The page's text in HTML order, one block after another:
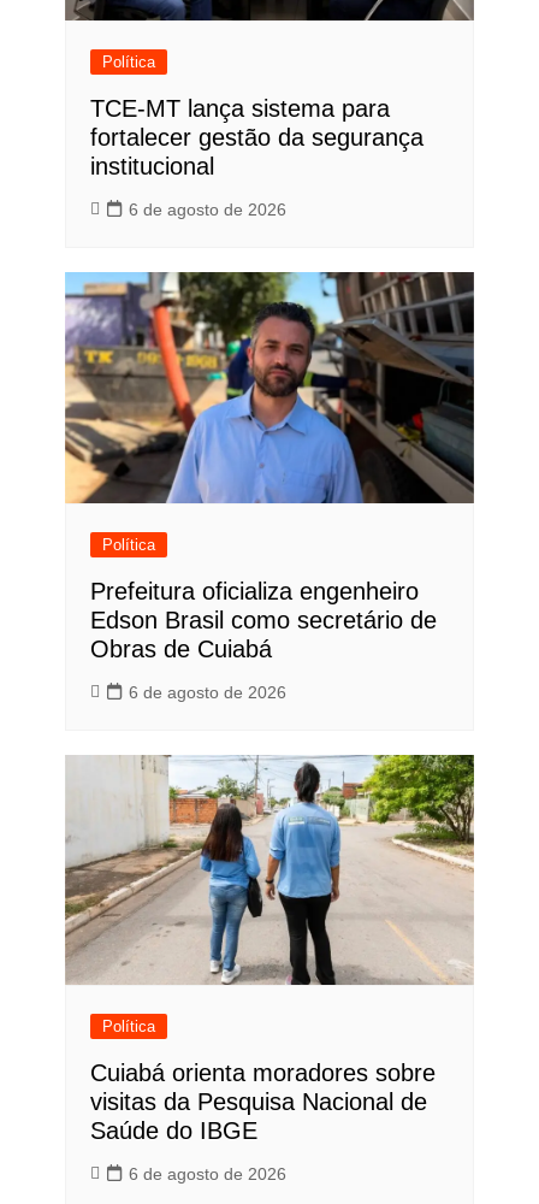
Política
TCE-MT lança sistema para
fortalecer gestão da segurança
institucional
6 de agosto de 2026
Política
Prefeitura oficializa engenheiro
Edson Brasil como secretário de
Obras de Cuiabá
6 de agosto de 2026
Política
Cuiabá orienta moradores sobre
visitas da Pesquisa Nacional de
Saúde do IBGE
6 de agosto de 2026